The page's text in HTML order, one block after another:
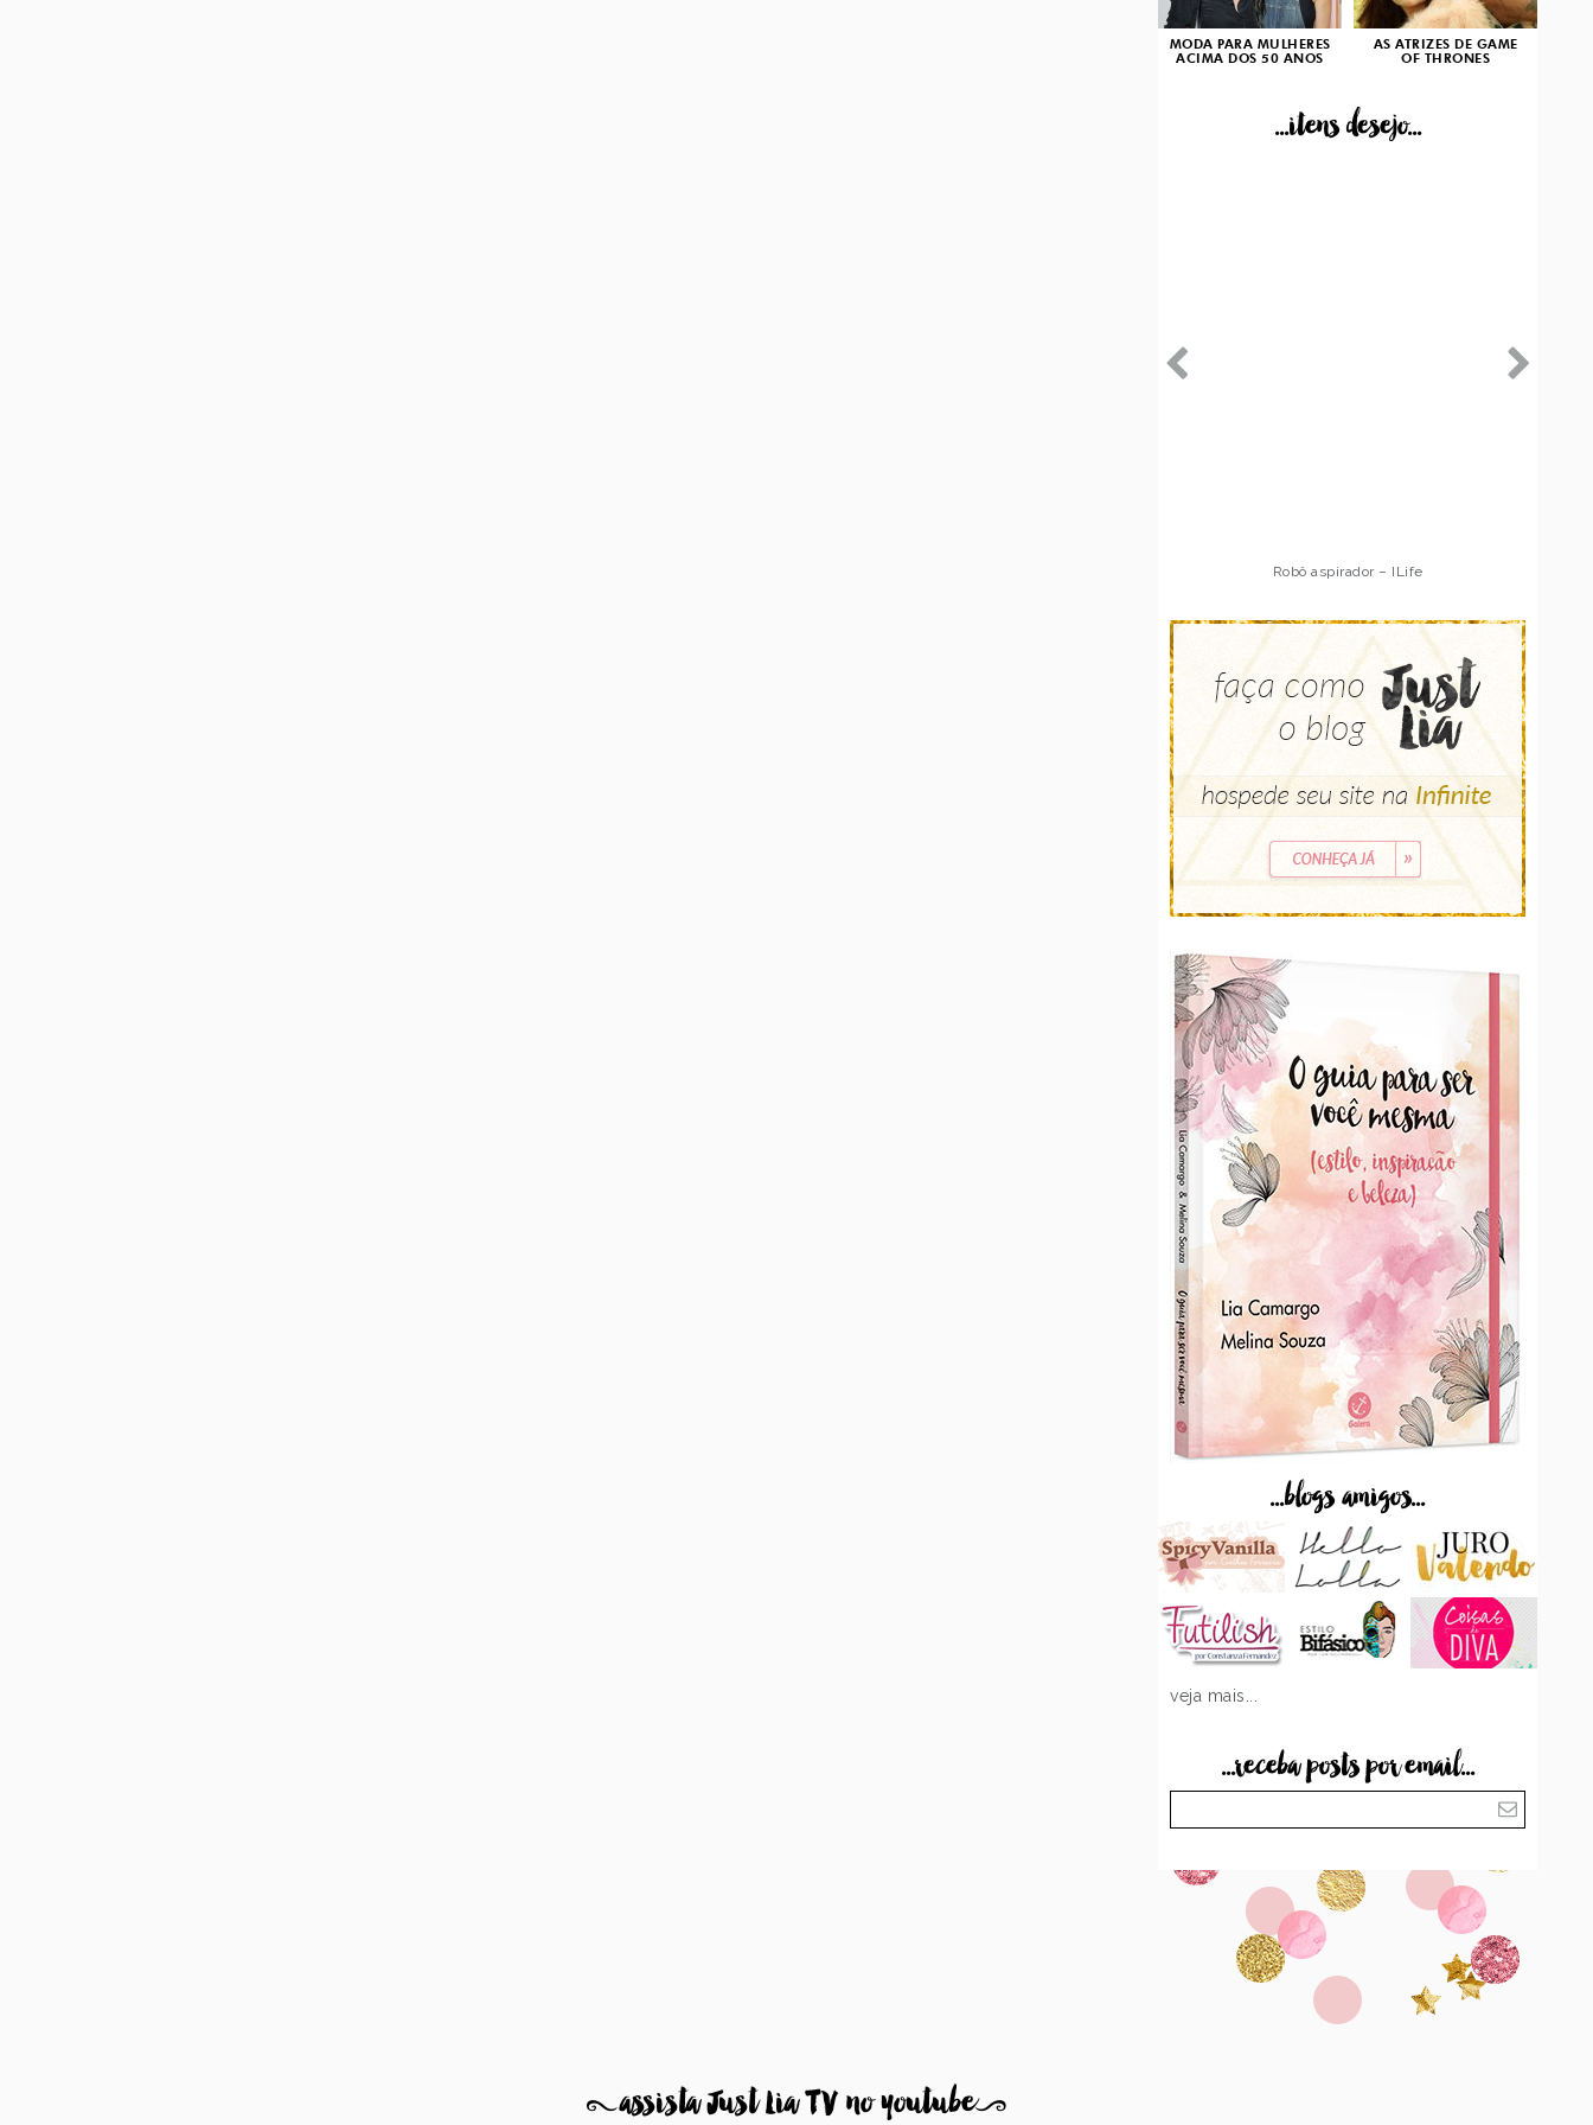
MODA PARA MULHERES
ACIMA DOS 50 ANOS
AS ATRIZES DE GAME
OF THRONES
...itens desejo...
Robô aspirador – ILife
...blogs amigos...
veja mais...
...receba posts por email...
8assista Just Lia TV no youtube9